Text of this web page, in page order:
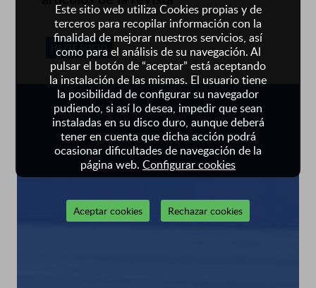
Este sitio web utiliza Cookies propias y de
terceros para recopilar información con la
finalidad de mejorar nuestros servicios, así
como para el análisis de su navegación. Al
pulsar el botón de “aceptar” está aceptando
la instalación de las mismas. El usuario tiene
la posibilidad de configurar su navegador
pudiendo, si así lo desea, impedir que sean
instaladas en su disco duro, aunque deberá
tener en cuenta que dicha acción podrá
ocasionar dificultades de navegación de la
página web. Configurar cookies
Aceptar cookies Rechazar cookies
HAZTE SOCIO